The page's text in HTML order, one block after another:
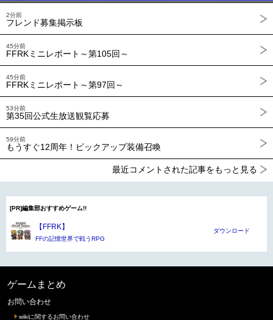
2分前
フレンド募集掲示板
45分前
FFRKミニレポート～第105回～
45分前
FFRKミニレポート～第97回～
53分前
第35回公式生放送観覧応募
59分前
もうすぐ12周年！ピックアップ装備召喚
最近コメントされた記事をもっと見る
[PR]編集部おすすめゲーム!!
【FFRK】
FFの記憶世界で戦うRPG
ダウンロード
ゲームまとめ
お問い合わせ
wikiに関するお問い合わせ